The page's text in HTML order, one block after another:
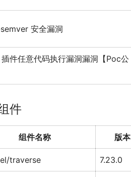
安全漏洞
件任意代码执行漏洞漏洞【Poc公
件
组件名称 版本
traverse 7.23.0